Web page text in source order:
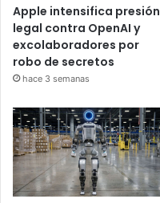
Apple intensifica presión
legal contra OpenAI y
excolaboradores por
robo de secretos
hace 3 semanas